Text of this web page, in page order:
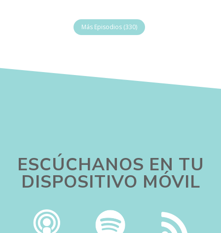
Más Episodios (330)
ESCÚCHANOS EN TU
DISPOSITIVO MÓVIL